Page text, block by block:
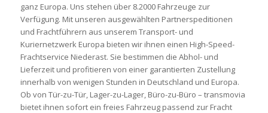
ganz Europa. Uns stehen über 8.2000 Fahrzeuge zur
Verfügung. Mit unseren ausgewählten Partnerspeditionen
und Frachtführern aus unserem Transport- und
Kuriernetzwerk Europa bieten wir ihnen einen High-Speed-
Frachtservice Niederast. Sie bestimmen die Abhol- und
Lieferzeit und profitieren von einer garantierten Zustellung
innerhalb von wenigen Stunden in Deutschland und Europa.
Ob von Tür-zu-Tür, Lager-zu-Lager, Büro-zu-Büro – transmovia
bietet ihnen sofort ein freies Fahrzeug passend zur Fracht